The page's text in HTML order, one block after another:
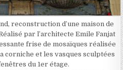
reconstruction d’une maison de
par l’architecte Emile Fanjat
frise de mosaïques réalisée
corniche et les vasques sculptées
du 1er étage.